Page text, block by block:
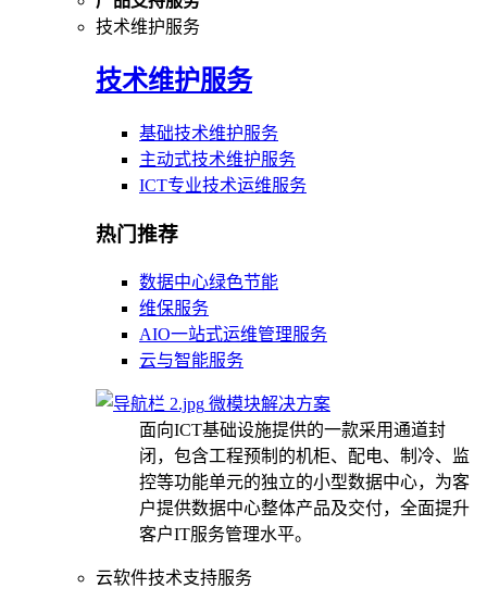
技术维护服务
技术维护服务
基础技术维护服务
主动式技术维护服务
ICT专业技术运维服务
热门推荐
数据中心绿色节能
维保服务
AIO一站式运维管理服务
云与智能服务
微模块解决方案
面向ICT基础设施提供的一款采用通道封
闭，包含工程预制的机柜、配电、制冷、监
控等功能单元的独立的小型数据中心，为客
户提供数据中心整体产品及交付，全面提升
客户IT服务管理水平。
云软件技术支持服务